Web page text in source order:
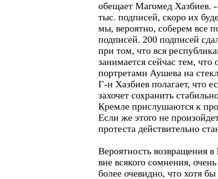
обещает Магомед Хазбиев.
тыс. подписей, скоро их
мы, вероятно, соберем все
подписей. 200 подписей
при том, что вся
занимается сейчас тем,
портретами Аушева на
Г-н Хазбиев полагает, что
захочет сохранить
Кремле прислушаются к
Если же этого не
протеста действительно
Вероятность возвращения
вне всякого сомнения,
более очевидно, что хотя